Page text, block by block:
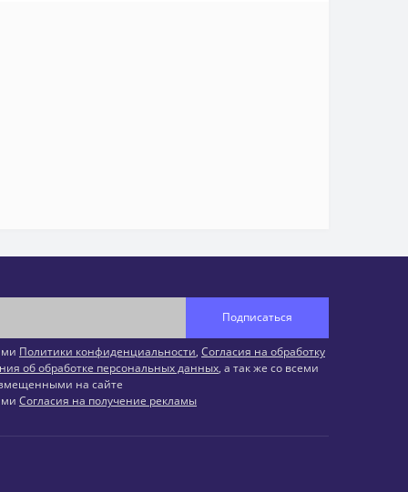
Подписаться
Политики конфиденциальности, Согласия на обработку
об обработке персональных данных, а так же со всеми
на сайте
Согласия на получение рекламы